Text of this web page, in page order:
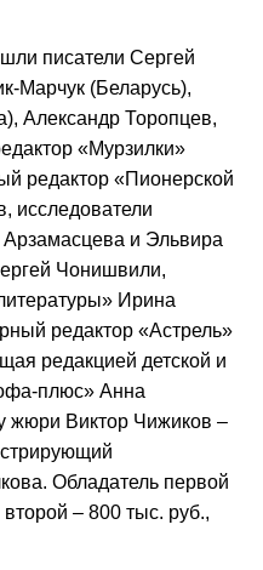
писатели Сергей
Марчук (Беларусь),
Александр Торопцев,
«Мурзилки»
редактор «Пионерской
исследователи
и Эльвира
Чонишвили,
Ирина
редактор «Астрель»
редакцией детской и
плюс» Анна
жюри Виктор Чижиков –
Обладатель первой
– 800 тыс. руб.,